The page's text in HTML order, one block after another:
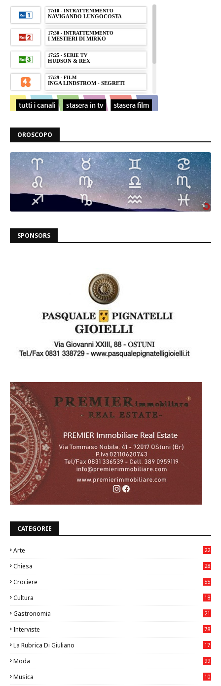
OROSCOPO
SPONSORS
CATEGORIE
Arte
22
Chiesa
28
Crociere 55
Cultura
18
Gastronomia
21
Interviste 78
La Rubrica Di Giuliano
17
Moda 99
Musica
10